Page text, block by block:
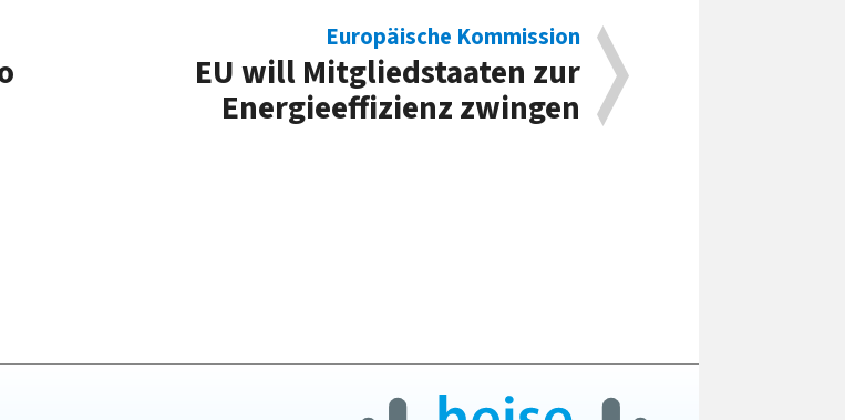
Europäische Kommission
EU will Mitgliedstaaten zur
Energieeffizienz zwingen